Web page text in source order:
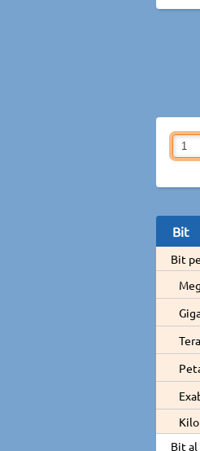
Bit
Bit
Bit